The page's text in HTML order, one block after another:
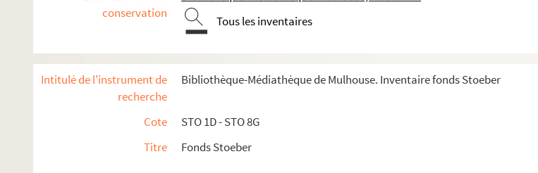
conservation
Tous les inventaires
Intitulé de l'instrument de
recherche
Bibliothèque-Médiathèque de Mulhouse. Inventaire fonds Stoeber
Cote
STO 1D - STO 8G
Titre
Fonds Stoeber
Auguste Stoeber
Tiroir 1G. Correspondance Auguste Stoeber A à G
Pochette noté de la main de F. Stoeber
1 liste manuscrite de correspondants